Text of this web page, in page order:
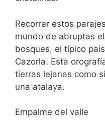
Recorrer estos
mundo de abruptas
bosques, el típico
Cazorla. Esta
tierras lejanas como
una atalaya.
Empalme del valle